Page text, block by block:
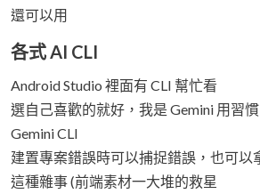
還可以用
各式 AI CLI
Android Studio 裡面有 CLI 幫忙看
選自己喜歡的就好，我是 Gemini 用習
Gemini CLI
建置專案錯誤時可以捕捉錯誤，也可以
這種雜事 (前端素材一大堆的救星